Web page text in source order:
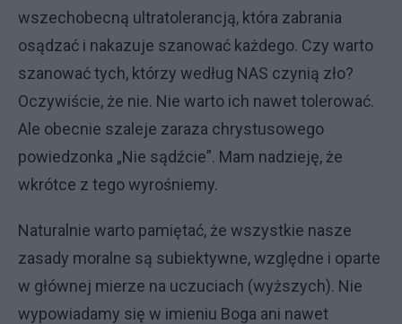
wszechobecną ultratolerancją, która zabrania
osądzać i nakazuje szanować każdego. Czy warto
szanować tych, którzy według NAS czynią zło?
Oczywiście, że nie. Nie warto ich nawet tolerować.
Ale obecnie szaleje zaraza chrystusowego
powiedzonka „Nie sądźcie”. Mam nadzieję, że
wkrótce z tego wyrośniemy.
Naturalnie warto pamiętać, że wszystkie nasze
zasady moralne są subiektywne, względne i oparte
w głównej mierze na uczuciach (wyższych). Nie
wypowiadamy się w imieniu Boga ani nawet